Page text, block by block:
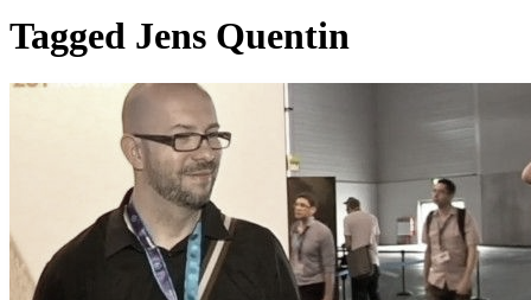
Tagged Jens Quentin